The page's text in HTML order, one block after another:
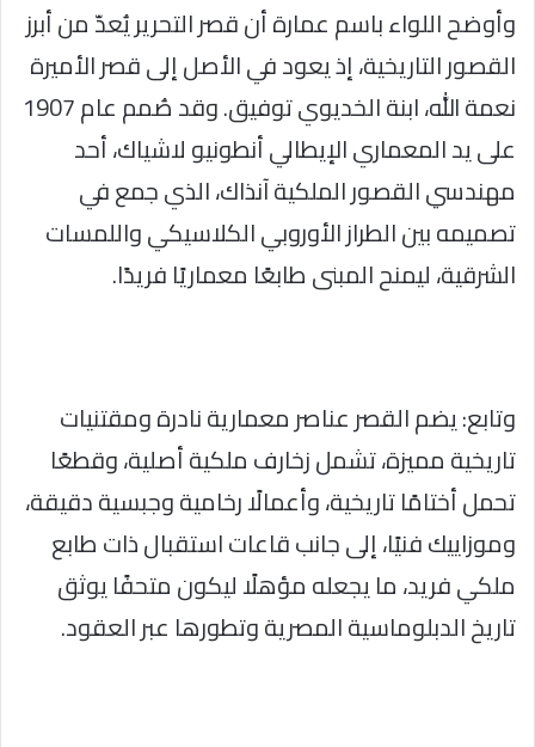
وأوضح اللواء باسم عمارة أن قصر التحرير يُعدّ من أبرز
القصور التاريخية، إذ يعود في الأصل إلى قصر الأميرة
نعمة الله، ابنة الخديوي توفيق. وقد صُمم عام 1907
على يد المعماري الإيطالي أنطونيو لاشياك، أحد
مهندسي القصور الملكية آنذاك، الذي جمع في
تصميمه بين الطراز الأوروبي الكلاسيكي واللمسات
الشرقية، ليمنح المبنى طابعًا معماريًا فريدًا.
وتابع: يضم القصر عناصر معمارية نادرة ومقتنيات
تاريخية مميزة، تشمل زخارف ملكية أصلية، وقطعًا
تحمل أختامًا تاريخية، وأعمالًا رخامية وجبسية دقيقة،
وموزاييك فنيًا، إلى جانب قاعات استقبال ذات طابع
ملكي فريد، ما يجعله مؤهلًا ليكون متحفًا يوثق
تاريخ الدبلوماسية المصرية وتطورها عبر العقود.